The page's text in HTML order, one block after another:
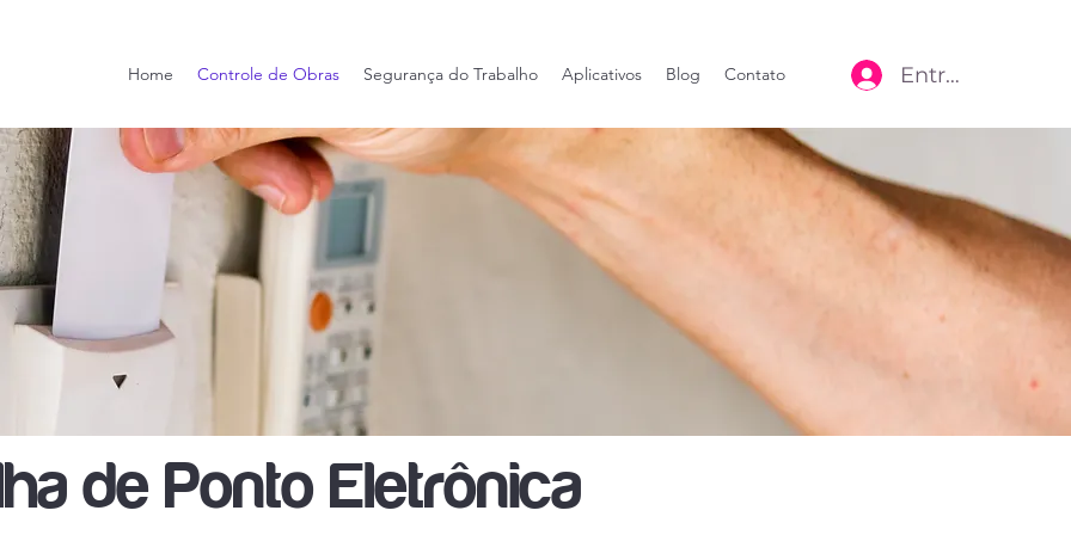
Home Controle de Obras Segurança do Trabalho Aplicativos Blog Contato Entrar
de Ponto Eletrônica